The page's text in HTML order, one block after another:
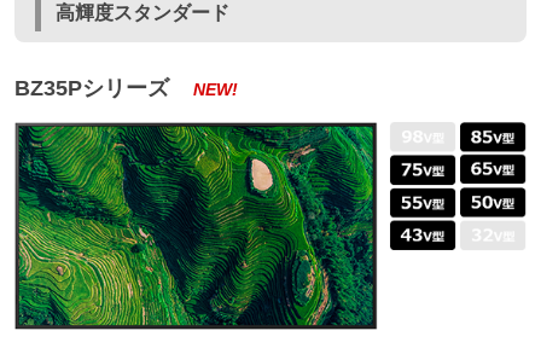
高輝度スタンダード
BZ35Pシリーズ NEW!